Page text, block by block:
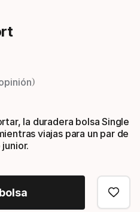
la duradera bolsa Single
viajas para un par de